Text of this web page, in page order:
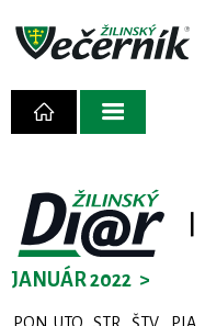
JANUÁR 2022 >